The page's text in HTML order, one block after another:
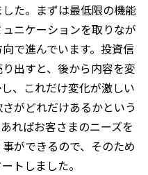
た。まずは最低限の機能
ニケーションを取りなが
で進んでいます。投資信
出すと、後から内容を変
、これだけ変化が激しい
がどれだけあるかという
ればお客さまのニーズを
ができるので、そのため
トしました。